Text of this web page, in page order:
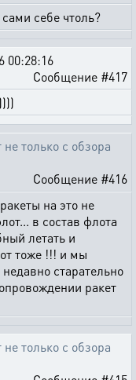
себе чтоль?
00:28:16
Сообщение #417
только с обзора
Сообщение #416
на это не
в состав флота
летать и
тоже !!! и мы
старательно
ракет
только с обзора